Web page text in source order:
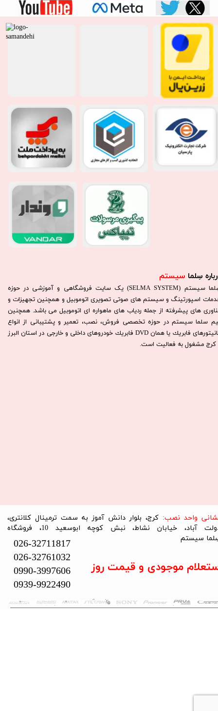
سِلما سیستم​​​​​​​
سِلما سيستم (SELMA SYSTEM) یک سایت فروشگاهی و آموزشی در حوزه
اسپورتینگ و سیستم های صوتی تصویری اتوموبیل و همچنین تجهیزات و
های پیشرفته از جمله ردیاب های ماهواره ای اتوموبیل می باشد. همچنين
سلما سيستم در حوزه تخصصی فروش، نصب، تعمير و پشتيبانی از انواع
مانيتورهای فابريك يا همان DVD فابريك خودروهای داخلی و خارجی در استان البرز
كرج مشغول به فعاليت است.​​​​​​​
تمام حقوق این سایت متعلق به فروشگاه سلما سیستم می‌باشد.
واحد نصب: کرج، بلوار دانش آموز به سمت ترمینال کلانتری،
دولت آباد، خیابان نشاط، نبش کوچه ابوسعید 10، فروشگاه
سیستم​​​​​​​
026-32711817
026-32761032
0990-3997606
0939-9922490
موجودی و قیمت روز